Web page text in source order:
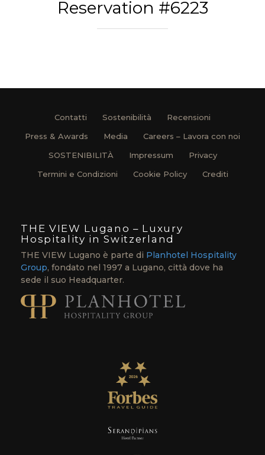
Reservation #6223
Contatti Sostenibilità
Recensioni
Press & Awards
Media
Careers – Lavora con noi
SOSTENIBILITÀ
Impressum
Privacy
Termini e Condizioni
Cookie Policy Crediti
THE VIEW Lugano – Luxury
Hospitality in Switzerland
THE VIEW Lugano è parte di Planhotel Hospitality
Group, fondato nel 1997 a Lugano, città dove ha
sede il suo Headquarter.